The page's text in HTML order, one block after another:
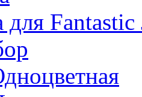
для Fantastic